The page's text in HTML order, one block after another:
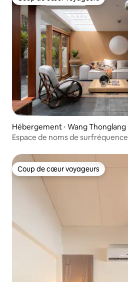
Coup de cœur voyageurs
Hébergement ⋅ Wang Thonglang
Espace de noms de surfréquence
Coup de cœur voyageurs
Coup de cœur voyageurs